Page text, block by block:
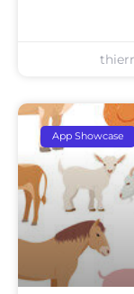
App Showcase